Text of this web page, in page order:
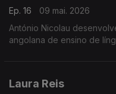
Ep. 16
09 mai. 2026
António Nicolau
angolana de ensino de
Laura Reis